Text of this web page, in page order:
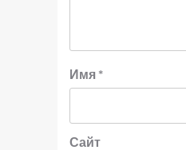
Имя *
Сайт